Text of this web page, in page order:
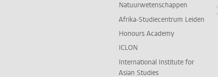
Natuurwetenschappen
Afrika-Studiecentrum Leiden
Honours Academy
ICLON
International Institute for
Asian Studies